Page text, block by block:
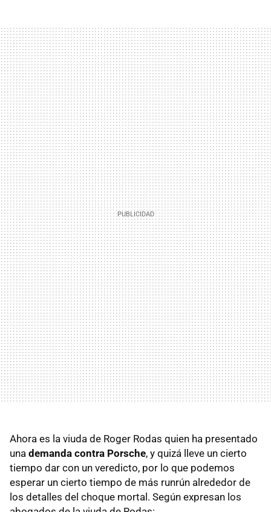
Ahora es la viuda de Roger Rodas quien ha presentado
una demanda contra Porsche, y quizá lleve un cierto
tiempo dar con un veredicto, por lo que podemos
esperar un cierto tiempo de más runrún alrededor de
los detalles del choque mortal. Según expresan los